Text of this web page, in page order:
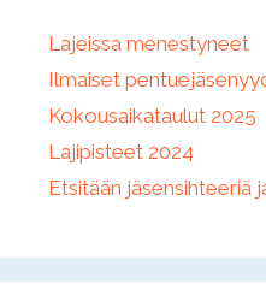
Lajeissa menestyneet
Ilmaiset
Kokousaikataulut 2025
Lajipisteet 2024
Etsitään jäsensihteeriä